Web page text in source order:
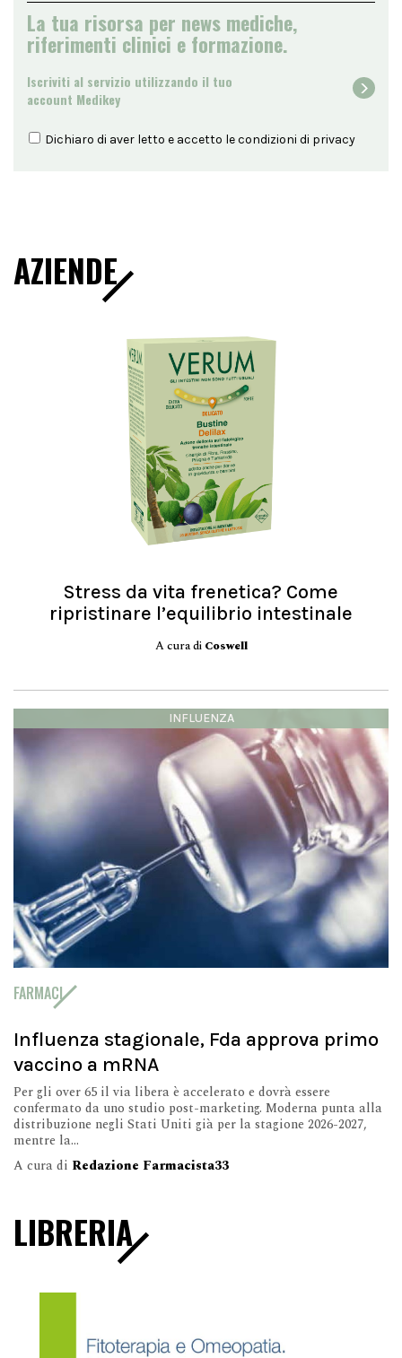
La tua risorsa per news mediche,
riferimenti clinici e formazione.
Iscriviti al servizio utilizzando il tuo
account Medikey
Dichiaro di aver letto e accetto le condizioni di privacy
AZIENDE
Stress da vita frenetica? Come
ripristinare l’equilibrio intestinale
A cura di Coswell
INFLUENZA
FARMACI
Influenza stagionale, Fda approva primo
vaccino a mRNA
Per gli over 65 il via libera è accelerato e dovrà essere
confermato da uno studio post-marketing. Moderna punta alla
distribuzione negli Stati Uniti già per la stagione 2026-2027,
mentre la...
A cura di Redazione Farmacista33
LIBRERIA